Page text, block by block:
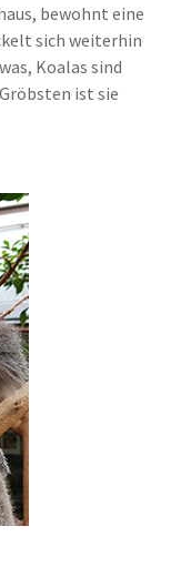
bewohnt eine
sich weiterhin
Koalas sind
ist sie